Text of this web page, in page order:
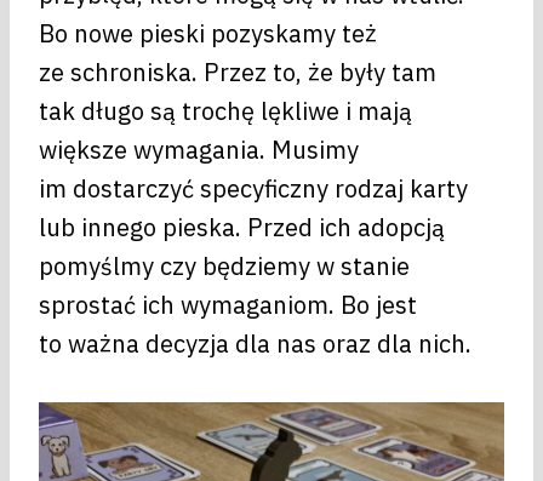
Bo nowe pieski pozyskamy też
ze schroniska. Przez to, że były tam
tak długo są trochę lękliwe i mają
większe wymagania. Musimy
im dostarczyć specyficzny rodzaj karty
lub innego pieska. Przed ich adopcją
pomyślmy czy będziemy w stanie
sprostać ich wymaganiom. Bo jest
to ważna decyzja dla nas oraz dla nich.